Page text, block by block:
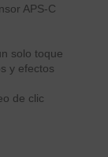
APS-C
solo toque
y efectos
de clic